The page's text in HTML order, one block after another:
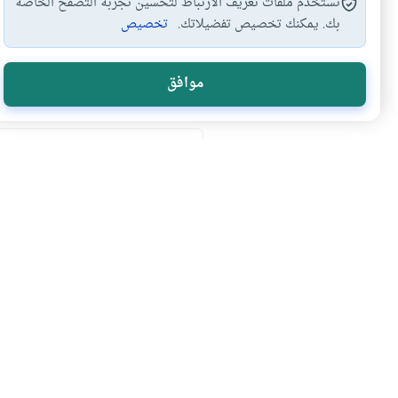
بك. يمكنك تخصيص تفضيلاتك. تخصيص
موافق